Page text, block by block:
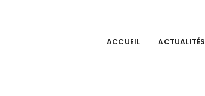
ACCUEIL ACTUALITÉS